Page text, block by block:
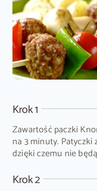
Krok 1
Zawartość paczki
na 3 minuty.
dzięki czemu nie
Krok 2